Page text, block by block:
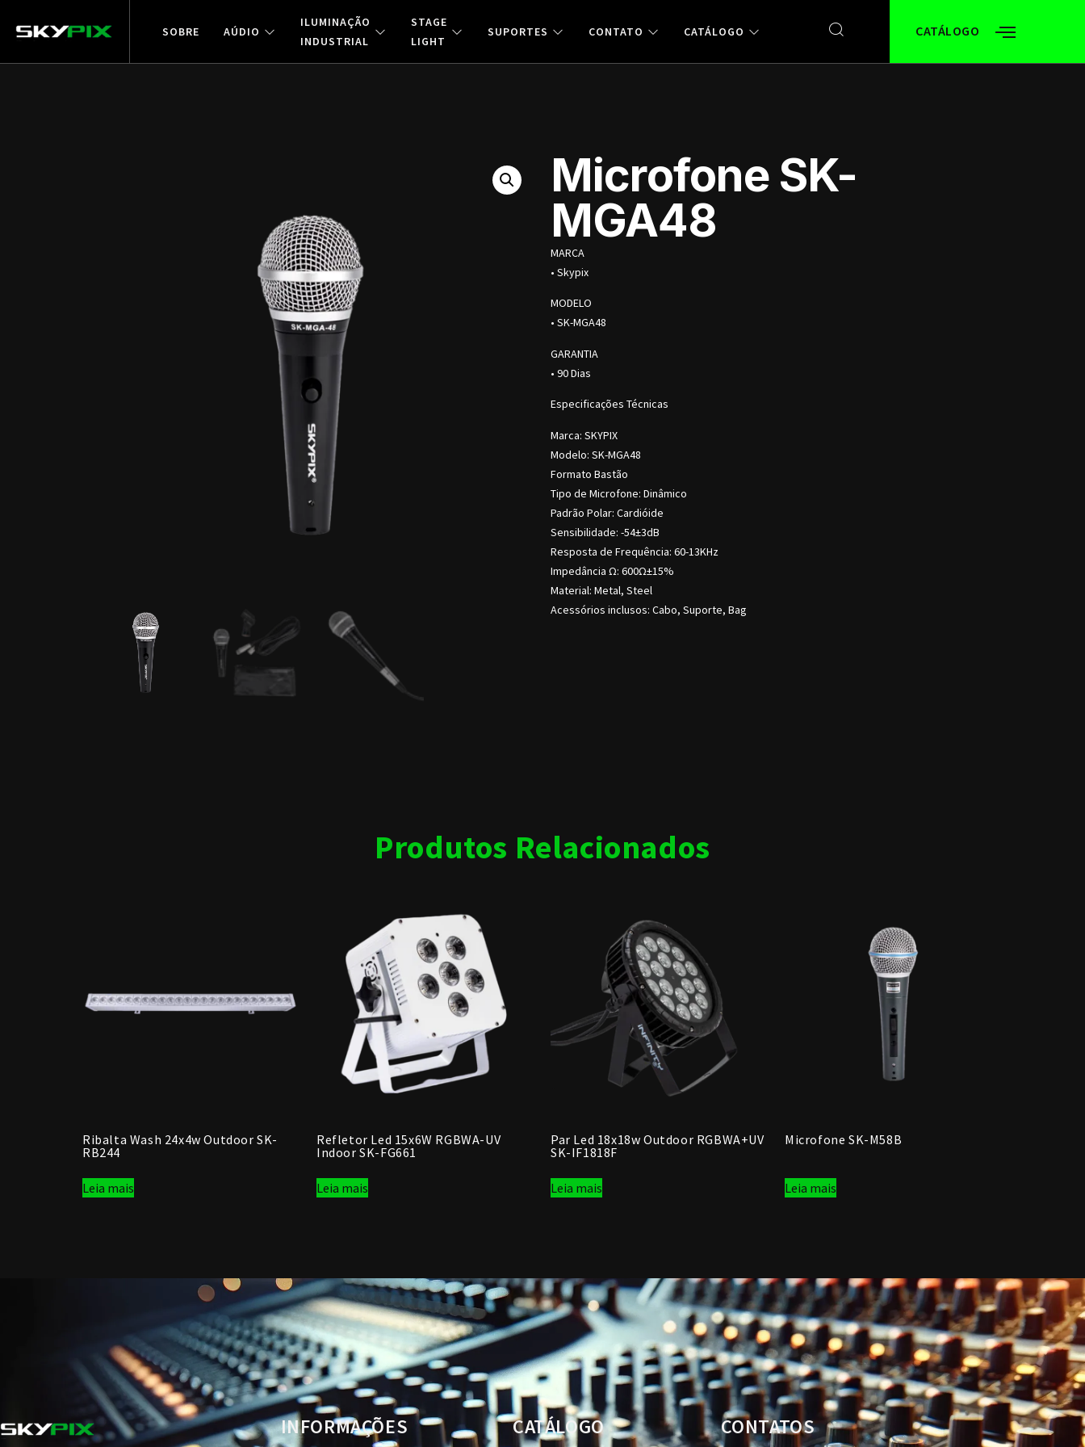
SOBRE AÚDIO
ILUMINAÇÃO
INDUSTRIAL
STAGE
LIGHT
SUPORTES CONTATO CATÁLOGO CATÁLOGO
Microfone SK-
MGA48
MARCA
• Skypix
MODELO
• SK-MGA48
GARANTIA
• 90 Dias
Especificações Técnicas
Marca: SKYPIX
Modelo: SK-MGA48
Formato Bastão
Tipo de Microfone: Dinâmico
Padrão Polar: Cardióide
Sensibilidade: -54±3dB
Resposta de Frequência: 60-13KHz
Impedância Ω: 600Ω±15%
Material: Metal, Steel
Acessórios inclusos: Cabo, Suporte, Bag
Produtos Relacionados
Ribalta Wash 24x4w Outdoor SK-
RB244
Leia mais
Refletor Led 15x6W RGBWA-UV
Indoor SK-FG661
Leia mais
Par Led 18x18w Outdoor RGBWA+UV
SK-IF1818F
Leia mais
Microfone SK-M58B
Leia mais
INFORMAÇÕES CATÁLOGO CONTATOS